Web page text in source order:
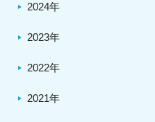
2024年
2023年
2022年
2021年